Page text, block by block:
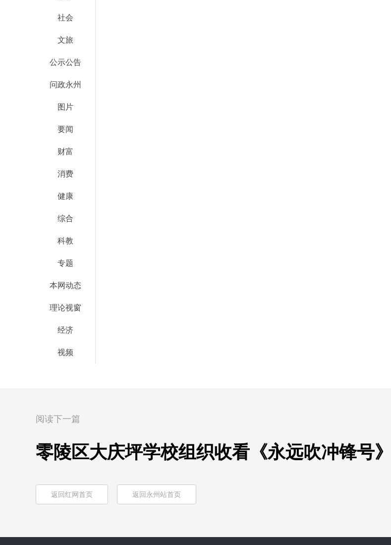
社会
文旅
公示公告
问政永州
图片
要闻
财富
消费
健康
综合
科教
专题
本网动态
理论视窗
经济
视频
阅读下一篇
零陵区大庆坪学校组织收看《永远吹冲锋号》
返回红网首页 返回永州站首页